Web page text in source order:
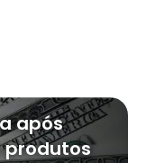
após
produtos